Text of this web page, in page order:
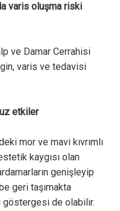
varis oluşma riski
ve Damar Cerrahisi
varis ve tedavisi
etkiler
mor ve mavi kıvrımlı
kaygısı olan
genişleyip
geri taşımakta
göstergesi de olabilir.